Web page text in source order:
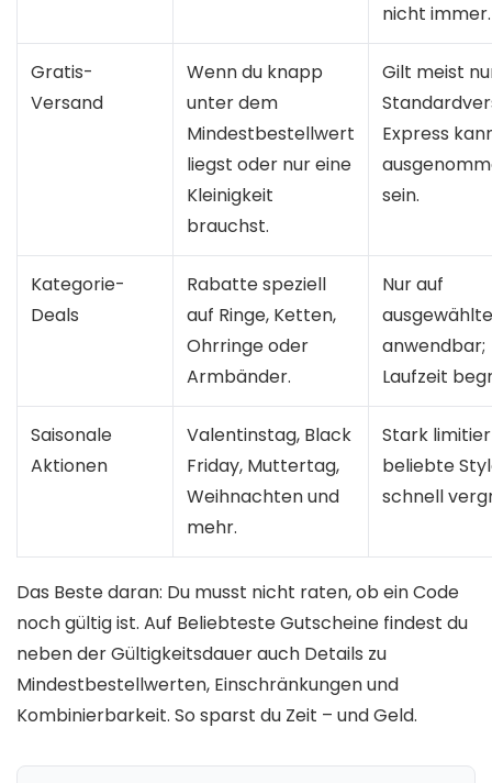
nicht immer.
Gratis-
Versand
Wenn du knapp
unter dem
Mindestbestellwert
liegst oder nur eine
Kleinigkeit
brauchst.
Gilt meist
Express
sein.
Kategorie-
Deals
Rabatte speziell
auf Ringe, Ketten,
Ohrringe oder
Armbänder.
Nur auf
anwendbar;
Laufzeit
Saisonale
Aktionen
Valentinstag, Black
Friday, Muttertag,
Weihnachten und
mehr.
Stark
beliebte
schnell
Das Beste daran: Du musst nicht raten, ob ein Code
noch gültig ist. Auf Beliebteste Gutscheine findest du
neben der Gültigkeitsdauer auch Details zu
Mindestbestellwerten, Einschränkungen und
Kombinierbarkeit. So sparst du Zeit – und Geld.